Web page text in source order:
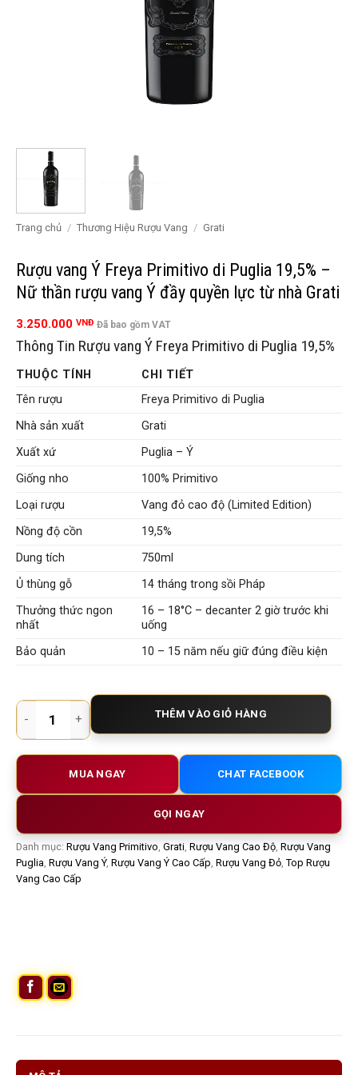
Trang chủ / Thương Hiệu Rượu Vang / Grati
Rượu vang Ý Freya Primitivo di Puglia 19,5% –
Nữ thần rượu vang Ý đầy quyền lực từ nhà Grati
3.250.000 VNĐ Đã bao gồm VAT
Thông Tin Rượu vang Ý Freya Primitivo di Puglia 19,5%
THUỘC TÍNH
CHI TIẾT
Tên rượu
Freya Primitivo di Puglia
Nhà sản xuất
Grati
Xuất xứ
Puglia – Ý
Giống nho
100% Primitivo
Loại rượu
Vang đỏ cao độ (Limited Edition)
Nồng độ cồn
19,5%
Dung tích
750ml
Ủ thùng gỗ
14 tháng trong sồi Pháp
Thưởng thức ngon
nhất
16 – 18°C – decanter 2 giờ trước khi
uống
Bảo quản
10 – 15 năm nếu giữ đúng điều kiện
Rượu vang Ý Freya Primitivo di Puglia 19,5% – Nữ thần rượu
THÊM VÀO GIỎ HÀNG
MUA NGAY CHAT FACEBOOK
GỌI NGAY
Danh mục: Rượu Vang Primitivo, Grati, Rượu Vang Cao Độ, Rượu Vang
Puglia, Rượu Vang Ý, Rượu Vang Ý Cao Cấp, Rượu Vang Đỏ, Top Rượu
Vang Cao Cấp